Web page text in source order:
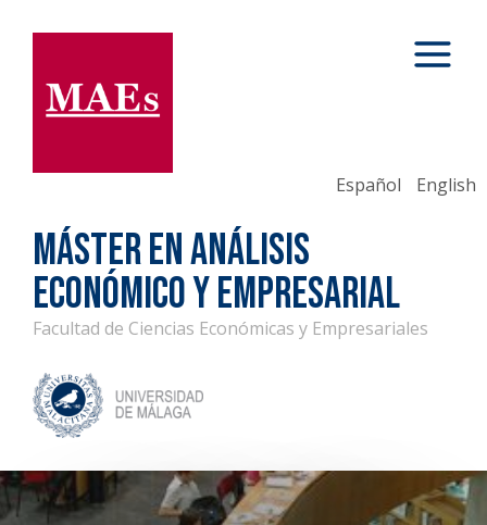
Español English
MÁSTER EN ANÁLISIS
ECONÓMICO Y EMPRESARIAL
Facultad de Ciencias Económicas y Empresariales